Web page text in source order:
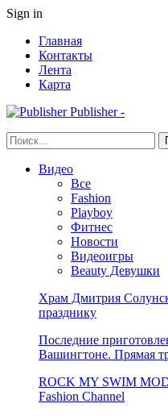
Sign in
Главная
Контакты
Лента
Карта
Publisher -
Видео
Все
Fashion
Playboy
Фитнес
Новости
Видеоигры
Beauty Девушки
Храм Дмитрия
празднику
Последние
Вашингтоне. Прямая
ROCK MY SWIM
Fashion Channel